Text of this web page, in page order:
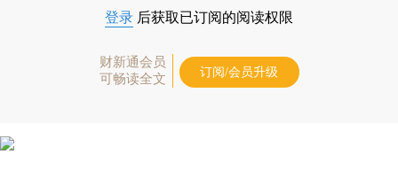
登录 后获取已订阅的阅读权限
财新通会员
可畅读全文
订阅/会员升级